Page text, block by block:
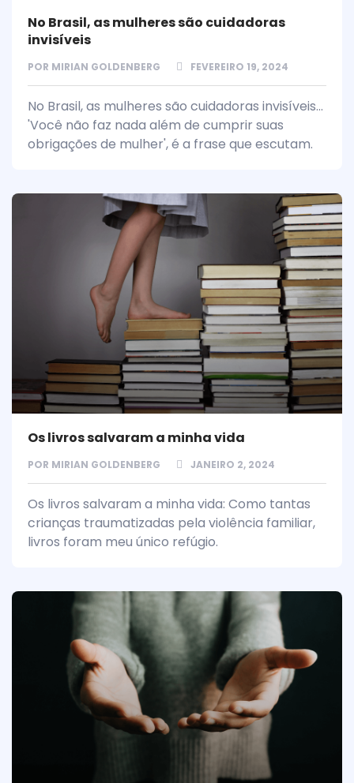
No Brasil, as mulheres são cuidadoras
invisíveis
POR MIRIAN GOLDENBERG FEVEREIRO 19, 2024
No Brasil, as mulheres são cuidadoras invisíveis...
'Você não faz nada além de cumprir suas
obrigações de mulher', é a frase que escutam.
Os livros salvaram a minha vida
POR MIRIAN GOLDENBERG JANEIRO 2, 2024
Os livros salvaram a minha vida: Como tantas
crianças traumatizadas pela violência familiar,
livros foram meu único refúgio.